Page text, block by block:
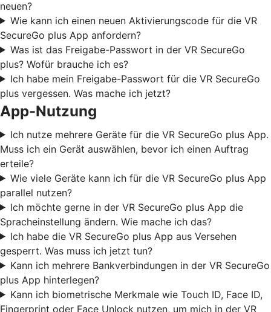
neuen?
Wie kann ich einen neuen Aktivierungscode für die VR
SecureGo plus App anfordern?
Was ist das Freigabe-Passwort in der VR SecureGo
plus? Wofür brauche ich es?
Ich habe mein Freigabe-Passwort für die VR SecureGo
plus vergessen. Was mache ich jetzt?
App-Nutzung
Ich nutze mehrere Geräte für die VR SecureGo plus App.
Muss ich ein Gerät auswählen, bevor ich einen Auftrag
erteile?
Wie viele Geräte kann ich für die VR SecureGo plus App
parallel nutzen?
Ich möchte gerne in der VR SecureGo plus App die
Spracheinstellung ändern. Wie mache ich das?
Ich habe die VR SecureGo plus App aus Versehen
gesperrt. Was muss ich jetzt tun?
Kann ich mehrere Bankverbindungen in der VR SecureGo
plus App hinterlegen?
Kann ich biometrische Merkmale wie Touch ID, Face ID,
Fingerprint oder Face Unlock nutzen, um mich in der VR